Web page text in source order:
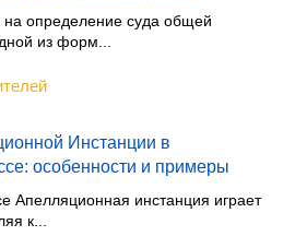
определение суда общей
из форм...
Инстанции в
особенности и примеры
Апелляционная инстанция играет
к...